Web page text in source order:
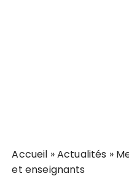
Accueil »Actualités »
et enseignants